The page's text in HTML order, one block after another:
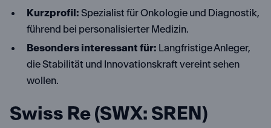
Kurzprofil: Spezialist für Onkologie und Diagnostik,
führend bei personalisierter Medizin.
Besonders interessant für: Langfristige Anleger,
die Stabilität und Innovationskraft vereint sehen
wollen.
Swiss Re (SWX: SREN)